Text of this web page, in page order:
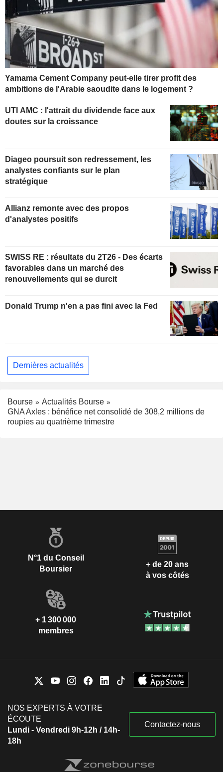
Yamama Cement Company peut-elle tirer profit des
ambitions de l'Arabie saoudite dans le logement ?
UTI AMC : l'attrait du dividende face aux
doutes sur la croissance
Diageo poursuit son redressement, les
analystes confiants sur le plan
stratégique
Allianz remonte avec des propos
d'analystes positifs
SWISS RE : résultats du 2T26 - Des écarts
favorables dans un marché des
renouvellements qui se durcit
Donald Trump n'en a pas fini avec la Fed
Dernières actualités
Bourse
Actualités Bourse
GNA Axles : bénéfice net consolidé de 308,2 millions de
roupies au quatrième trimestre
N°1 du Conseil
Boursier
+ de 20 ans
à vos côtés
+ 1 300 000
membres
NOS EXPERTS À VOTRE
ÉCOUTE
Lundi - Vendredi 9h-12h / 14h-
18h
Contactez-nous